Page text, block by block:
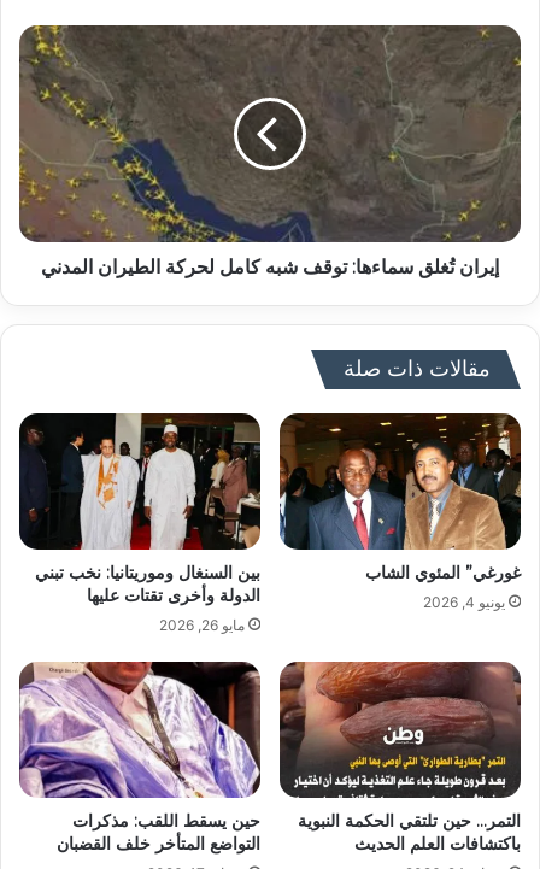
إيران تُغلق سماءها: توقف شبه كامل لحركة الطيران المدني
مقالات ذات صلة
غورغي” المئوي الشاب
يونيو 4, 2026
بين السنغال وموريتانيا: نخب تبني
الدولة وأخرى تقتات عليها
مايو 26, 2026
التمر… حين تلتقي الحكمة النبوية
باكتشافات العلم الحديث
حين يسقط اللقب: مذكرات
التواضع المتأخر خلف القضبان